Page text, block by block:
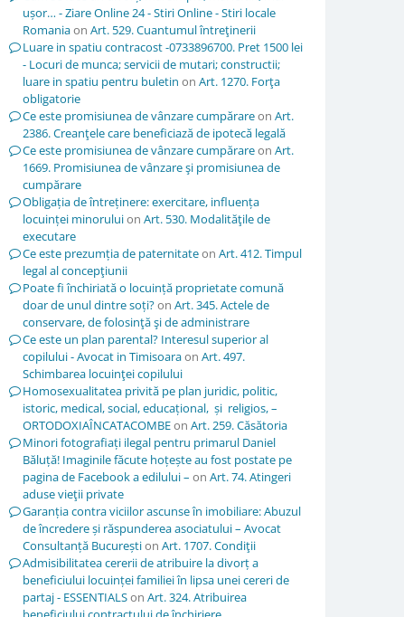
ușor… - Ziare Online 24 - Stiri Online - Stiri locale
Romaniaon Art. 529. Cuantumul întreţinerii
Luare in spatiu contracost -0733896700. Pret 1500 lei
- Locuri de munca; servicii de mutari; constructii;
luare in spatiu pentru buletin on Art. 1270. Forţa
obligatorie
Ce este promisiunea de vânzare cumpărareon Art.
2386. Creanţele care beneficiază de ipotecă legală
Ce este promisiunea de vânzare cumpărareon Art.
1669. Promisiunea de vânzare şi promisiunea de
cumpărare
Obligația de întreținere: exercitare, influența
locuinței minoruluion Art. 530. Modalităţile de
executare
Ce este prezumția de paternitateon Art. 412. Timpul
legal al concepţiunii
Poate fi închiriată o locuință proprietate comună
doar de unul dintre soți?on Art. 345. Actele de
conservare, de folosinţă şi de administrare
Ce este un plan parental? Interesul superior al
copilului - Avocat in Timisoaraon Art. 497.
Schimbarea locuinţei copilului
Homosexualitatea privită pe plan juridic, politic,
istoric, medical, social, educațional, și religios, –
ORTODOXIAÎNCATACOMBEon Art. 259. Căsătoria
Minori fotografiați ilegal pentru primarul Daniel
Băluță! Imaginile făcute hoțește au fost postate pe
pagina de Facebook a edilului – on Art. 74. Atingeri
aduse vieţii private
Garanția contra viciilor ascunse în imobiliare: Abuzul
de încredere și răspunderea asociatului – Avocat
Consultanță Bucureștion Art. 1707. Condiţii
Admisibilitatea cererii de atribuire la divorț a
beneficiului locuinței familiei în lipsa unei cereri de
partaj - ESSENTIALSon Art. 324. Atribuirea